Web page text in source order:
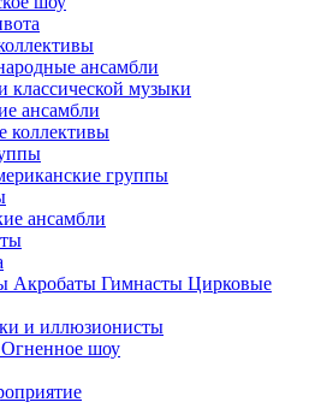
ансамбли
классической музыки
ансамбли
коллективы
группы
ансамбли
Акробаты Гимнасты Цирковые
и иллюзионисты
шоу